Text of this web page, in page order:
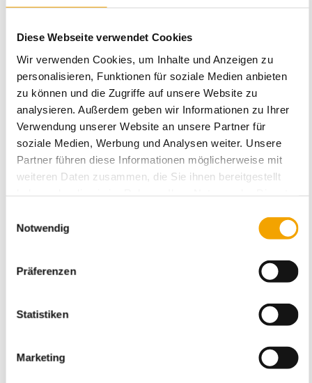
Diese Webseite verwendet Cookies
Wir verwenden Cookies, um Inhalte und Anzeigen zu
personalisieren, Funktionen für soziale Medien anbieten
zu können und die Zugriffe auf unsere Website zu
analysieren. Außerdem geben wir Informationen zu Ihrer
Verwendung unserer Website an unsere Partner für
soziale Medien, Werbung und Analysen weiter. Unsere
Partner führen diese Informationen möglicherweise mit
weiteren Daten zusammen, die Sie ihnen bereitgestellt
Notwendig
Präferenzen
Statistiken
Marketing
den Versand von kühlpflichtigen Produkten. Diese
Empfänger.
Kartonagenals Transportverpackungkönnen wir schnell aus unseren
Sortimentsläger liefern, natürlich in ganz Deutschland und Österreich,
Übergrößen XXL sind für uns kein Problem, und wir wissen wie man die
Transportkosten niedrig hält. Unsere Kartons sind sehr günstig oder
Eigenschaften wie
Karton selbstklebend mit Aufreissfadenfür den schnellen
Faltkarton Gefahrgut
Faltschachteln mit Automatikboden oder Schnellverschluss
Verpackung
Karton-Finder von verpackung24 ohne JavaScript und ohne
Verpackungsmaterial bei verpackung24.com bestellen